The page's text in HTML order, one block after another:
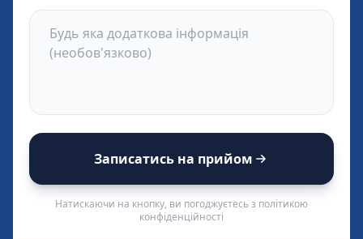
Записатись на прийом
Натискаючи на кнопку, ви погоджуєтесь з політикою
конфіденційності